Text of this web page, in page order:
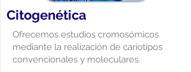
Citogenética
Ofrecemos estudios cromosómicos
mediante la realización de cariotipos
convencionales y moleculares.